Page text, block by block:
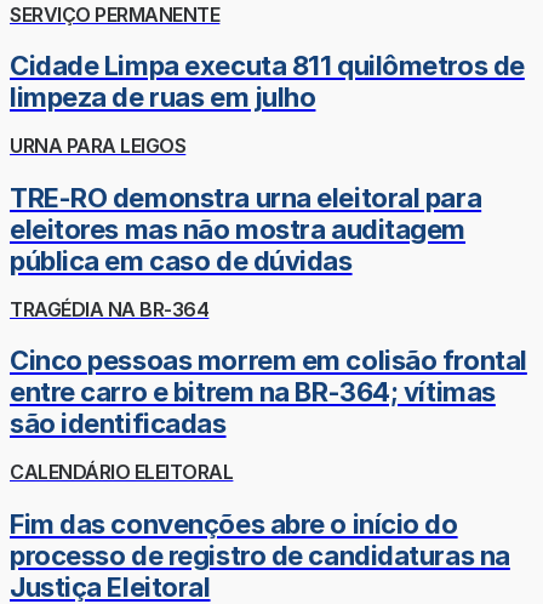
SERVIÇO PERMANENTE
Cidade Limpa executa 811 quilômetros de
limpeza de ruas em julho
URNA PARA LEIGOS
TRE-RO demonstra urna eleitoral para
eleitores mas não mostra auditagem
pública em caso de dúvidas
TRAGÉDIA NA BR-364
Cinco pessoas morrem em colisão frontal
entre carro e bitrem na BR-364; vítimas
são identificadas
CALENDÁRIO ELEITORAL
Fim das convenções abre o início do
processo de registro de candidaturas na
Justiça Eleitoral